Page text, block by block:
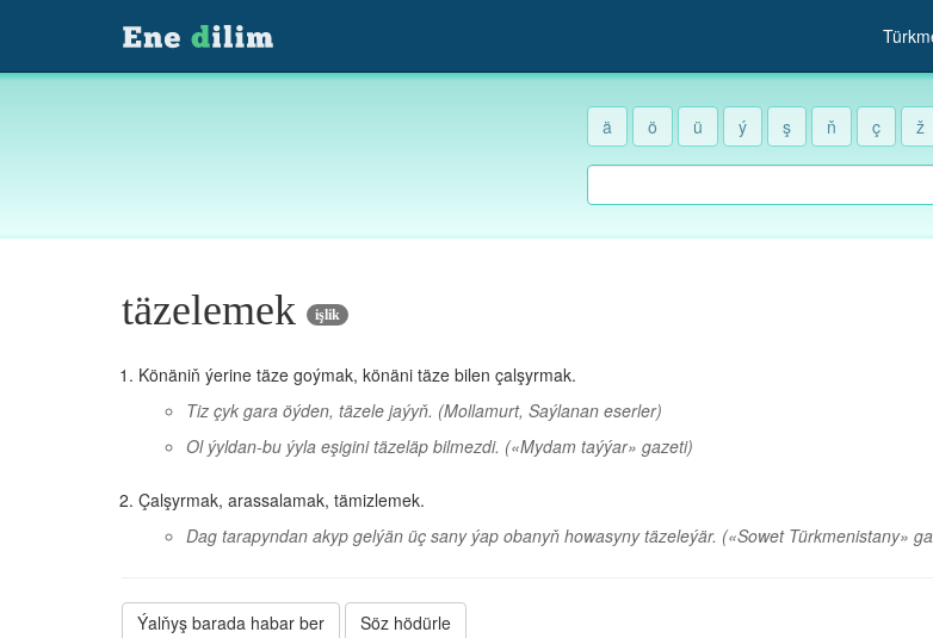
ä ö ü ý ş ň ç ž
täzelemek işlik
Könäniň ýerine täze goýmak, könäni täze bilen çalşyrmak.
Tiz çyk gara öýden, täzele jaýyň. (Mollamurt, Saýlanan eserler)
Ol ýyldan-bu ýyla eşigini täzeläp bilmezdi. («Mydam taýýar» gazeti)
Çalşyrmak, arassalamak, tämizlemek.
Dag tarapyndan akyp gelýän üç sany ýap obanyň howasyny täzeleýär. («Sowet Türkmenistany»
Ýalňyş barada habar ber Söz hödürle